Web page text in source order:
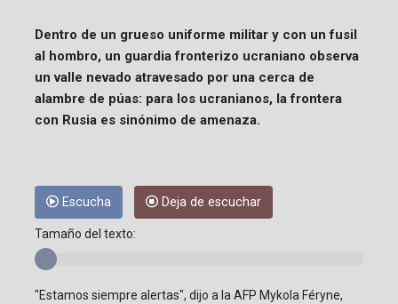
Dentro de un grueso uniforme militar y con un fusil
al hombro, un guardia fronterizo ucraniano observa
un valle nevado atravesado por una cerca de
alambre de púas: para los ucranianos, la frontera
con Rusia es sinónimo de amenaza.
Escucha Deja de escuchar
Tamaño del texto:
"Estamos siempre alertas", dijo a la AFP Mykola Féryne,